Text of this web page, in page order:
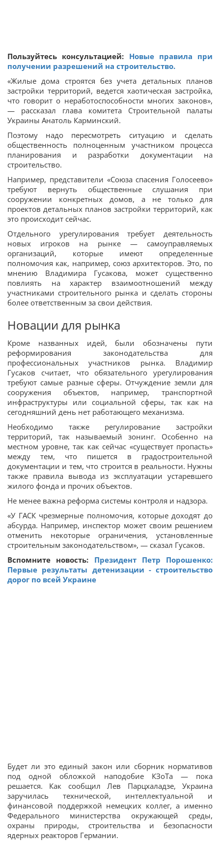
Пользуйтесь консультацией: Новые правила при
получении разрешений на строительство.
«Жилые дома строятся без учета детальных планов
застройки территорий, ведется хаотическая застройка,
что говорит о неработоспособности многих законов»,
— рассказал глава комитета Строительной палаты
Украины Анатоль Карминский.
Поэтому надо пересмотреть ситуацию и сделать
общественность полноценным участником процесса
планирования и разработки документации на
строительство.
Например, представители «Союза спасения Голосеево»
требуют вернуть общественные слушания при
сооружении конкретных домов, а не только для
проектов детальных планов застройки территорий, как
это происходит сейчас.
Отдельного урегулирования требует деятельность
новых игроков на рынке — самоуправляемых
организаций, которые имеют определенные
полномочия как, например, союз архитекторов. Это, по
мнению Владимира Гусакова, может существенно
повлиять на характер взаимоотношений между
участниками строительного рынка и сделать стороны
более ответственным за свои действия.
Новации для рынка
Кроме названных идей, были обозначены пути
реформирования законодательства для
профессиональных участников рынка. Владимир
Гусаков считает, что обязательного урегулирования
требуют самые разные сферы. Отчуждение земли для
сооружения объектов, например, транспортной
инфраструктуры или социальной сферы, так как на
сегодняшний день нет работающего механизма.
Необходимо также регулирование застройки
территорий, так называемый зонинг. Особенно на
местном уровне, так как сейчас «существует пропасть»
между тем, что пишется в градостроительной
документации и тем, что строится в реальности. Нужны
также правила вывода из эксплуатации устаревшего
жилого фонда и прочих объектов.
Не менее важна реформа системы контроля и надзора.
«У ГАСК чрезмерные полномочия, которые доходят до
абсурда. Например, инспектор может своим решением
отменить некоторые ограничения, установленные
строительным законодательством», — сказал Гусаков.
Вспомните новость: Президент Петр Порошенко:
Первые результаты детенизации - строительство
дорог по всей Украине
Будет ли это единый закон или сборник нормативов
под одной обложкой наподобие КЗоТа — пока
решается. Как сообщил Лев Парцхаладзе, Украина
заручилась технической, интеллектуальной и
финансовой поддержкой немецких коллег, а именно
Федерального министерства окружающей среды,
охраны природы, строительства и безопасности
ядерных реакторов Германии.